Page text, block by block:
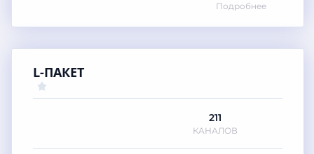
Подробнее
L-ПАКЕТ
211
КАНАЛОВ